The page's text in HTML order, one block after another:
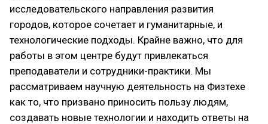
исследовательского направления развития
городов, которое сочетает и гуманитарные, и
технологические подходы. Крайне важно, что для
работы в этом центре будут привлекаться
преподаватели и сотрудники-практики. Мы
рассматриваем научную деятельность на Физтехе
как то, что призвано приносить пользу людям,
создавать новые технологии и находить ответы на